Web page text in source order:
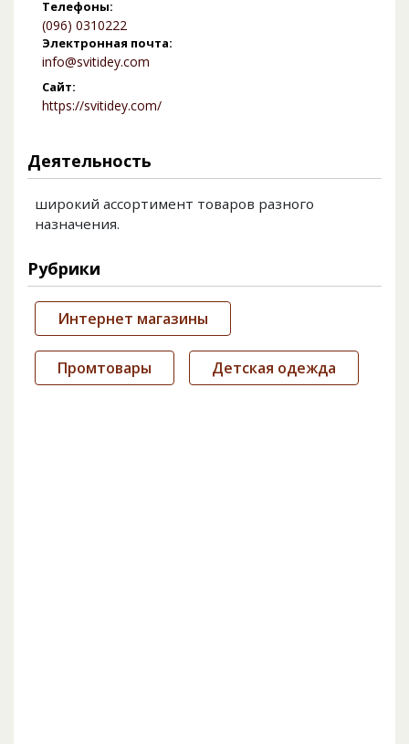
Телефоны:
(096) 0310222
Электронная почта:
info@svitidey.com
Сайт:
https://svitidey.com/
Деятельность
широкий ассортимент товаров разного
назначения.
Рубрики
Интернет магазины
Промтовары Детская одежда